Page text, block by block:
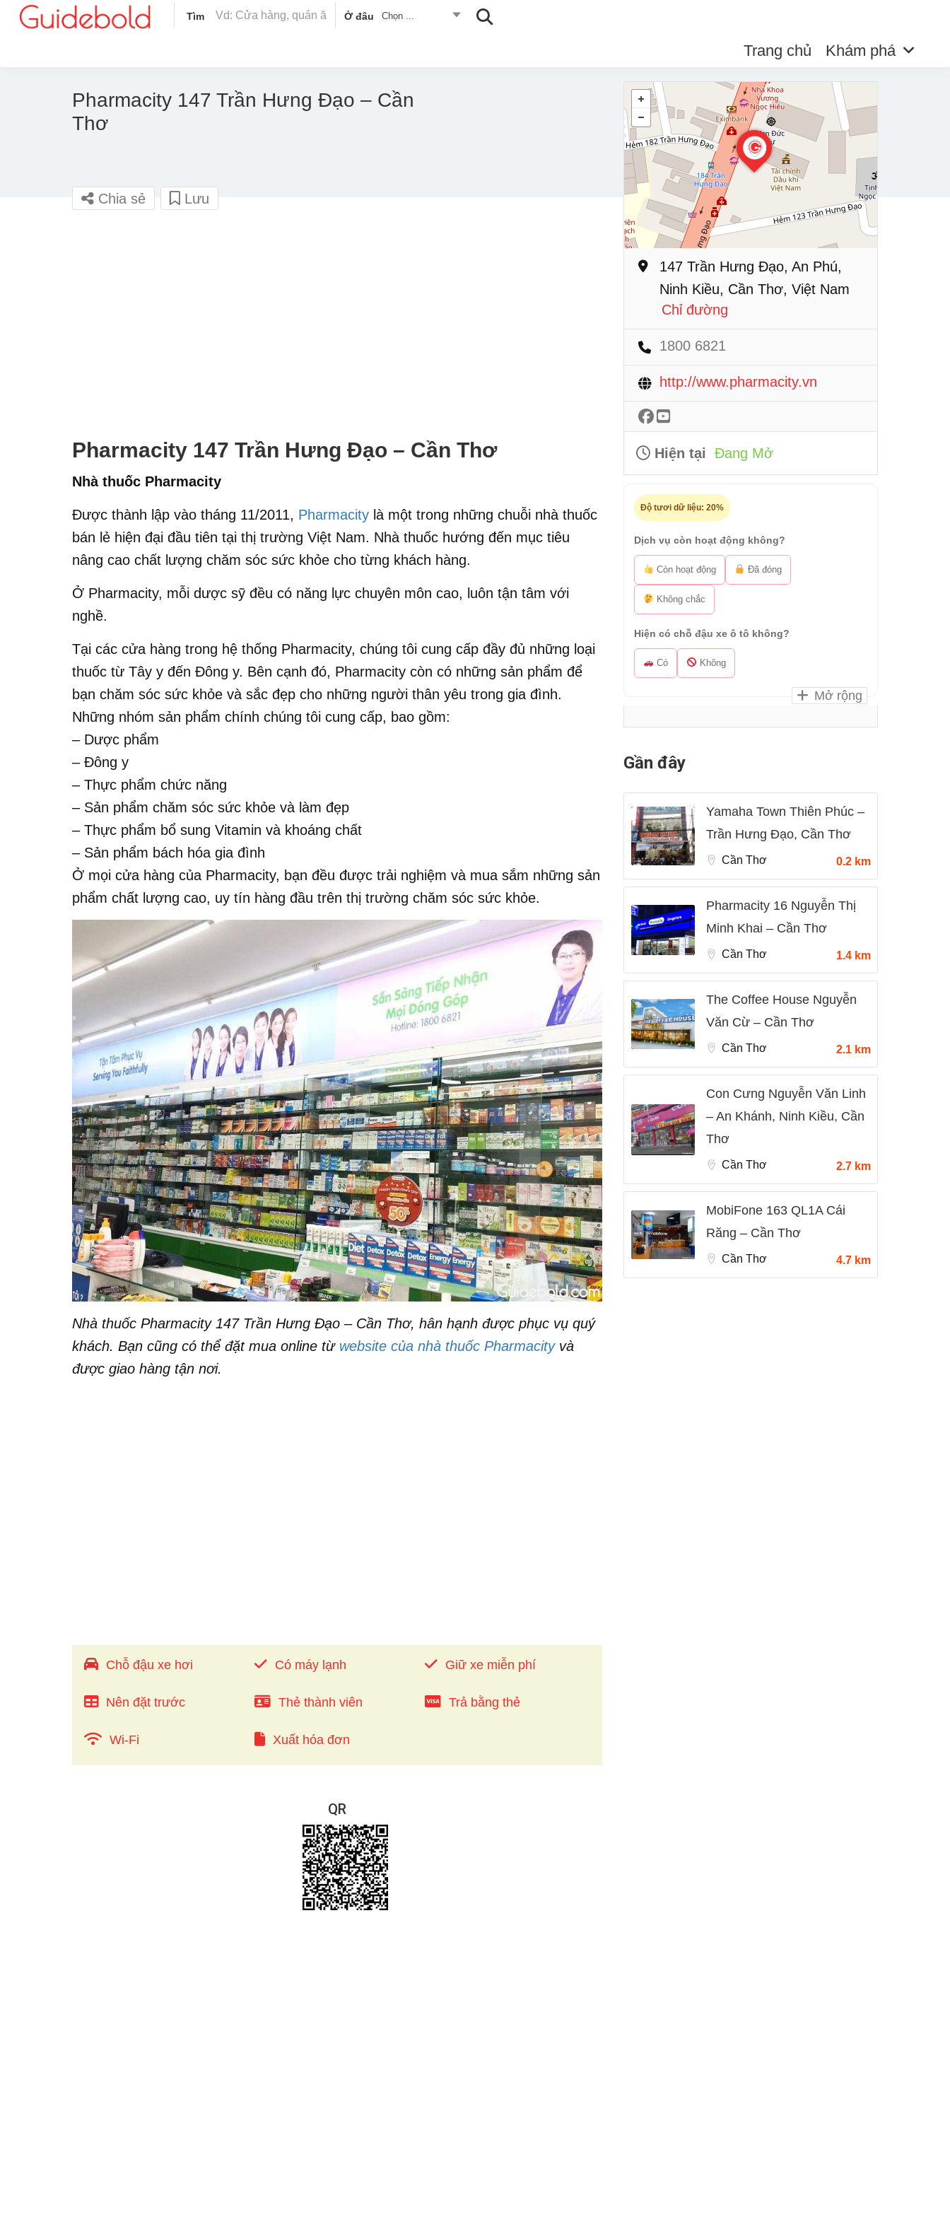
Tìm Ở đâu Chọn ...
Trang chủ Khám phá
Pharmacity 147 Trần Hưng Đạo – Cần
Thơ
Chia sẻ Lưu
Pharmacity 147 Trần Hưng Đạo – Cần Thơ
Nhà thuốc Pharmacity
Được thành lập vào tháng 11/2011, Pharmacity là một trong những chuỗi nhà thuốc
bán lẻ hiện đại đầu tiên tại thị trường Việt Nam. Nhà thuốc hướng đến mục tiêu
nâng cao chất lượng chăm sóc sức khỏe cho từng khách hàng.
Ở Pharmacity, mỗi dược sỹ đều có năng lực chuyên môn cao, luôn tận tâm với
nghề.
Tại các cửa hàng trong hệ thống Pharmacity, chúng tôi cung cấp đầy đủ những loại
thuốc từ Tây y đến Đông y. Bên cạnh đó, Pharmacity còn có những sản phẩm để
bạn chăm sóc sức khỏe và sắc đẹp cho những người thân yêu trong gia đình.
Những nhóm sản phẩm chính chúng tôi cung cấp, bao gồm:
– Dược phẩm
– Đông y
– Thực phẩm chức năng
– Sản phẩm chăm sóc sức khỏe và làm đẹp
– Thực phẩm bổ sung Vitamin và khoáng chất
– Sản phẩm bách hóa gia đình
Ở mọi cửa hàng của Pharmacity, bạn đều được trải nghiệm và mua sắm những sản
phẩm chất lượng cao, uy tín hàng đầu trên thị trường chăm sóc sức khỏe.
Nhà thuốc Pharmacity 147 Trần Hưng Đạo – Cần Thơ, hân hạnh được phục vụ quý
khách. Bạn cũng có thể đặt mua online từ website của nhà thuốc Pharmacityvà
được giao hàng tận nơi.
Chỗ đậu xe hơi Có máy lạnh Giữ xe miễn phí
Nên đặt trước Thẻ thành viên Trả bằng thẻ
Wi-Fi Xuất hóa đơn
QR
147 Trần Hưng Đạo, An Phú,
Ninh Kiều, Cần Thơ, Việt Nam
Chỉ đường
1800 6821
http://www.pharmacity.vn
Hiện tại Đang Mở
Độ tươi dữ liệu: 20%
Dịch vụ còn hoạt động không?
Còn hoạt động Đã đóng
Không chắc
Hiện có chỗ đậu xe ô tô không?
Có Không
Mở rộng
Gần đây
Yamaha Town Thiên Phúc –
Trần Hưng Đạo, Cần Thơ
Cần Thơ 0.2 km
Pharmacity 16 Nguyễn Thị
Minh Khai – Cần Thơ
Cần Thơ 1.4 km
The Coffee House Nguyễn
Văn Cừ – Cần Thơ
Cần Thơ 2.1 km
Con Cưng Nguyễn Văn Linh
– An Khánh, Ninh Kiều, Cần
Thơ
Cần Thơ 2.7 km
MobiFone 163 QL1A Cái
Răng – Cần Thơ
Cần Thơ 4.7 km